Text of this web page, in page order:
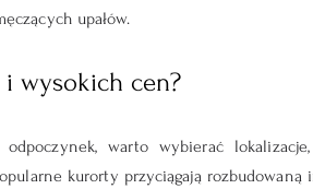
upałów.
i wysokich cen?
warto wybierać
kurorty przyciągają